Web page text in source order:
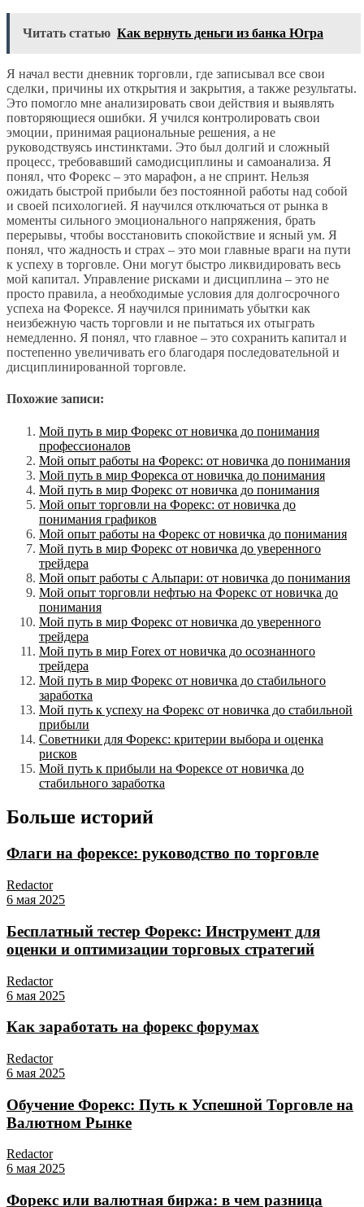
Читать статью Как вернуть деньги из банка Югра
Я начал вести дневник торговли‚ где записывал все свои
сделки‚ причины их открытия и закрытия‚ а также результаты.
Это помогло мне анализировать свои действия и выявлять
повторяющиеся ошибки. Я учился контролировать свои
эмоции‚ принимая рациональные решения‚ а не
руководствуясь инстинктами. Это был долгий и сложный
процесс‚ требовавший самодисциплины и самоанализа. Я
понял‚ что Форекс – это марафон‚ а не спринт. Нельзя
ожидать быстрой прибыли без постоянной работы над собой
и своей психологией. Я научился отключаться от рынка в
моменты сильного эмоционального напряжения‚ брать
перерывы‚ чтобы восстановить спокойствие и ясный ум. Я
понял‚ что жадность и страх – это мои главные враги на пути
к успеху в торговле. Они могут быстро ликвидировать весь
мой капитал. Управление рисками и дисциплина – это не
просто правила‚ а необходимые условия для долгосрочного
успеха на Форексе. Я научился принимать убытки как
неизбежную часть торговли и не пытаться их отыграть
немедленно. Я понял‚ что главное – это сохранить капитал и
постепенно увеличивать его благодаря последовательной и
дисциплинированной торговле.
Похожие записи:
Мой путь в мир Форекс от новичка до понимания
профессионалов
Мой опыт работы на Форекс: от новичка до понимания
Мой путь в мир Форекса от новичка до понимания
Мой путь в мир Форекс от новичка до понимания
Мой опыт торговли на Форекс: от новичка до
понимания графиков
Мой опыт работы на Форекс от новичка до понимания
Мой путь в мир Форекс от новичка до уверенного
трейдера
Мой опыт работы с Альпари: от новичка до понимания
Мой опыт торговли нефтью на Форекс от новичка до
понимания
Мой путь в мир Форекс от новичка до уверенного
трейдера
Мой путь в мир Forex от новичка до осознанного
трейдера
Мой путь в мир Форекс от новичка до стабильного
заработка
Мой путь к успеху на Форекс от новичка до стабильной
прибыли
Советники для Форекс: критерии выбора и оценка
рисков
Мой путь к прибыли на Форексе от новичка до
стабильного заработка
Больше историй
Флаги на форексе: руководство по торговле
Redactor
6 мая 2025
Бесплатный тестер Форекс: Инструмент для
оценки и оптимизации торговых стратегий
Redactor
6 мая 2025
Как заработать на форекс форумах
Redactor
6 мая 2025
Обучение Форекс: Путь к Успешной Торговле на
Валютном Рынке
Redactor
6 мая 2025
Форекс или валютная биржа: в чем разница